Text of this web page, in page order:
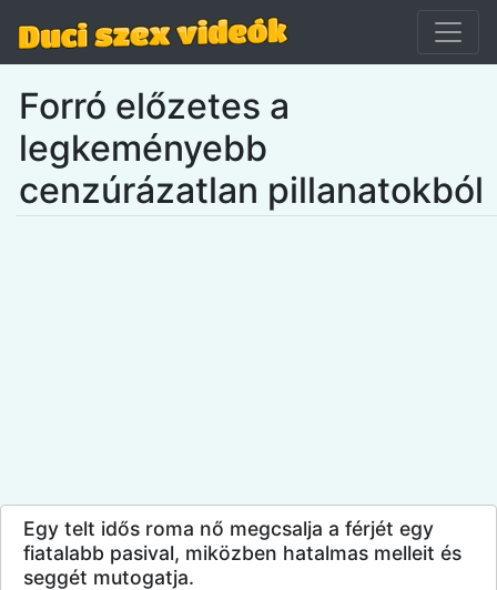
Forró előzetes a
legkeményebb
cenzúrázatlan pillanatokból
Egy telt idős roma nő megcsalja a férjét egy
fiatalabb pasival, miközben hatalmas melleit és
seggét mutogatja.